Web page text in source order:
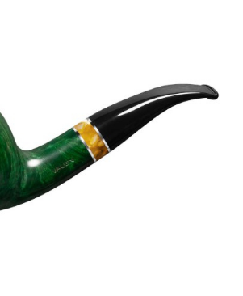
starších 18-ti let! Sametově matný, ručně voskovaný
pak dává především pocítit, jak příjemné je mít ji v ruce.